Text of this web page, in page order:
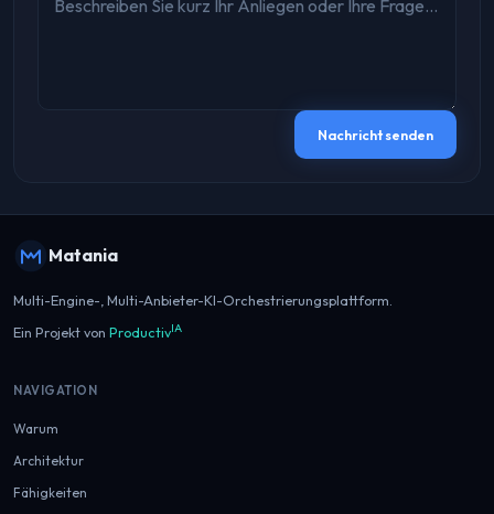
Nachricht senden
Matania
Multi-Engine-, Multi-Anbieter-KI-Orchestrierungsplattform.
Ein Projekt vonProductivIA
NAVIGATION
Warum
Architektur
Fähigkeiten